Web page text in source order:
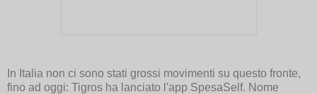
In Italia non ci sono stati grossi movimenti su questo fronte,
fino ad oggi: Tigros ha lanciato l'app SpesaSelf. Nome